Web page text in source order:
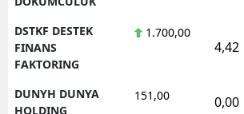
DSTKF DESTEK
FINANS
FAKTORING
1.700,00
4,42
DUNYH DUNYA
HOLDING
151,00 0,00